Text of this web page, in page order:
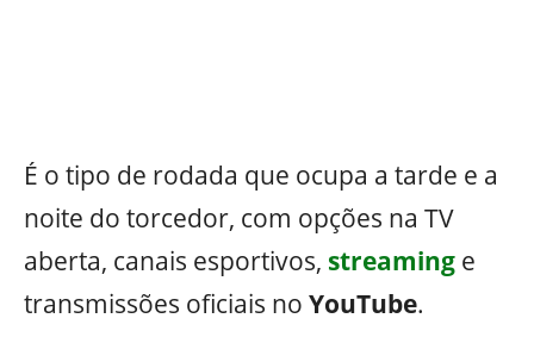
É o tipo de rodada que ocupa a tarde e a
noite do torcedor, com opções na TV
aberta, canais esportivos, streaming e
transmissões oficiais no YouTube.